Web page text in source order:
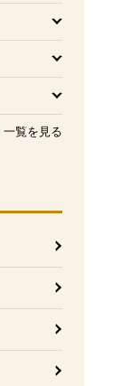
一覧を見る